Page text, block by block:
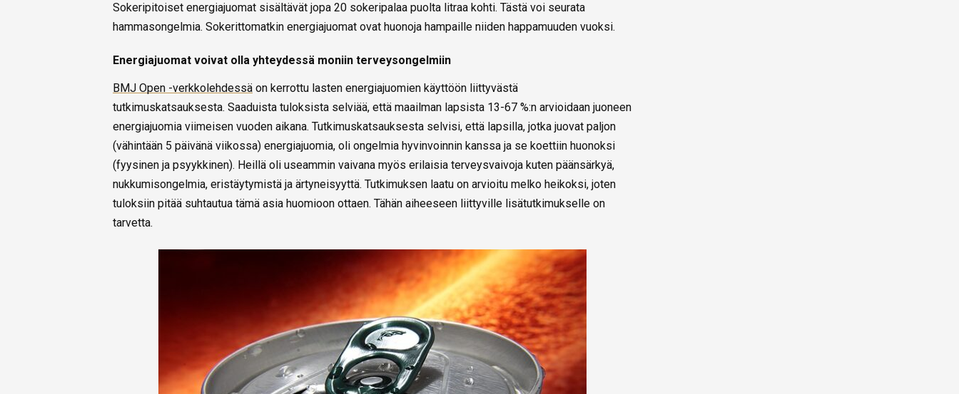
Sokeripitoiset energiajuomat sisältävät jopa 20 sokeripalaa puolta litraa kohti. Tästä voi seurata
hammasongelmia. Sokerittomatkin energiajuomat ovat huonoja hampaille niiden happamuuden vuoksi.
Energiajuomat voivat olla yhteydessä moniin terveysongelmiin
BMJ Open -verkkolehdessä on kerrottu lasten energiajuomien käyttöön liittyvästä
tutkimuskatsauksesta. Saaduista tuloksista selviää, että maailman lapsista 13-67 %:n arvioidaan juoneen
energiajuomia viimeisen vuoden aikana. Tutkimuskatsauksesta selvisi, että lapsilla, jotka juovat paljon
(vähintään 5 päivänä viikossa) energiajuomia, oli ongelmia hyvinvoinnin kanssa ja se koettiin huonoksi
(fyysinen ja psyykkinen). Heillä oli useammin vaivana myös erilaisia terveysvaivoja kuten päänsärkyä,
nukkumisongelmia, eristäytymistä ja ärtyneisyyttä. Tutkimuksen laatu on arvioitu melko heikoksi, joten
tuloksiin pitää suhtautua tämä asia huomioon ottaen. Tähän aiheeseen liittyville lisätutkimukselle on
tarvetta.